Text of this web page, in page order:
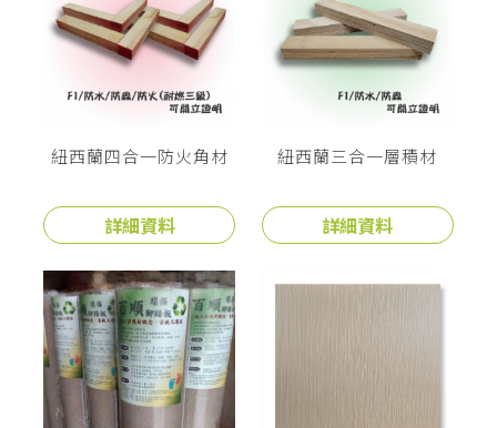
紐西蘭四合一防火角材
詳細資料
紐西蘭三合一層積材
詳細資料